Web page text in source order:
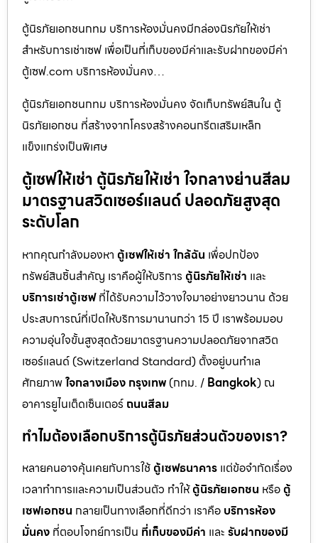
ตู้นิรภัยเอกชนกทม บริการห้องมั่นคงมีกล่องนิรภัยให้เช่า
สำหรับการเช่าเซฟ เพื่อเป็นที่เก็บของมีค่าและรับฝากของมีค่า
ตู้เซฟ.com บริการห้องมั่นคง…
ตู้นิรภัยเอกชนกทม บริการห้องมั่นคง จัดเก็บทรัพย์สินใน ตู้
นิรภัยเอกชน ที่สร้างจากโครงสร้างคอนกรีตเสริมเหล็ก
แข็งแกร่งเป็นพิเศษ
ตู้เซฟให้เช่า ตู้นิรภัยให้เช่า ใจกลางย่านสีลม
มาตรฐานสวิตเซอร์แลนด์ ปลอดภัยสูงสุด
ระดับโลก
หากคุณกำลังมองหา ตู้เซฟให้เช่า ใกล้ฉัน เพื่อปกป้อง
ทรัพย์สินชิ้นสำคัญ เราคือผู้ให้บริการ ตู้นิรภัยให้เช่า และ
บริการเช่าตู้เซฟที่ได้รับความไว้วางใจมาอย่างยาวนาน ด้วย
ประสบการณ์ที่เปิดให้บริการมานานกว่า 15 ปี เราพร้อมมอบ
ความอุ่นใจขั้นสูงสุดด้วยมาตรฐานความปลอดภัยจากสวิต
เซอร์แลนด์ (Switzerland Standard) ตั้งอยู่บนทำเล
ศักยภาพใจกลางเมือง กรุงเทพ(กทม. / Bangkok) ณ
อาคารยูไนเต็ดเซ็นเตอร์ ถนนสีลม
ทำไมต้องเลือกบริการตู้นิรภัยส่วนตัวของเรา?
หลายคนอาจคุ้นเคยกับการใช้ ตู้เซฟธนาคาร แต่ข้อจำกัดเรื่อง
เวลาทำการและความเป็นส่วนตัว ทำให้ตู้นิรภัยเอกชน หรือ ตู้
เซฟเอกชน กลายเป็นทางเลือกที่ดีกว่า เราคือ บริการห้อง
มั่นคง ที่ตอบโจทย์การเป็น ที่เก็บของมีค่า และ รับฝากของมี